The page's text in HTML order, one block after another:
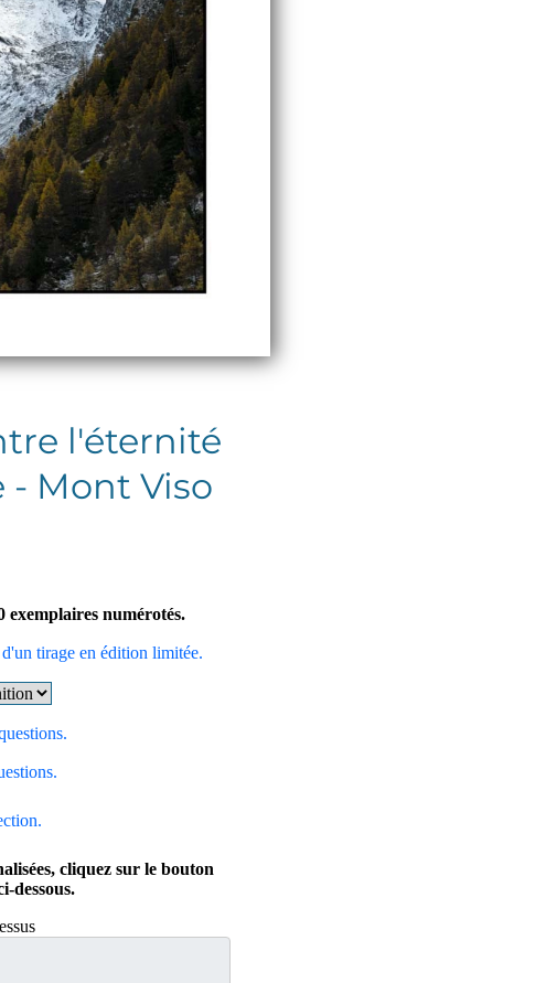
l'éternité
- Mont Viso
numérotés.
tirage en édition limitée.
cliquez sur le bouton
dessous.